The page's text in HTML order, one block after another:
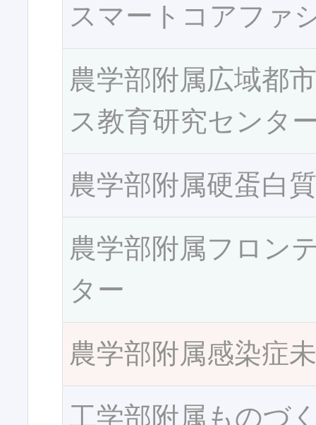
スマートコアファ
農学部附属広域都
ス教育研究センタ
農学部附属硬蛋白
農学部附属フロン
ター
農学部附属感染症
工学部附属ものづ